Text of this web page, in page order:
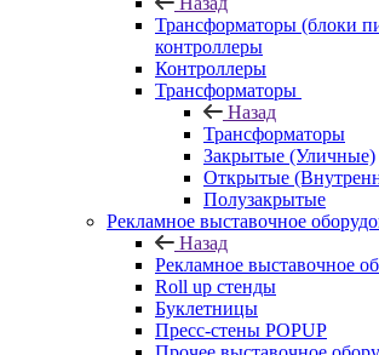
Трансформаторы (блоки
контроллеры
Контроллеры
Трансформаторы
Назад
Трансформаторы
Закрытые (Уличные)
Открытые
Полузакрытые
Рекламное выставочное
Назад
Рекламное выставочное
Roll up стенды
Буклетницы
Пресс-стены POPUP